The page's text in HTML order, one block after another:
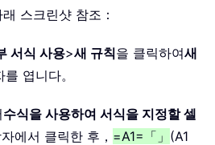
스크린샷 참조：
서식 사용>새 규칙을 클릭하여새
엽니다。
수식을 사용하여 서식을 지정할 셀
에서 클릭한 후， =A1=「」 (A1